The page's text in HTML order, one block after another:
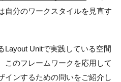
自分のワークスタイルを見直す
Layout Unitで実践している空間
このフレームワークを応用して
インするための問いをご紹介し